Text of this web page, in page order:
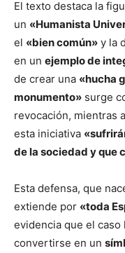
El texto destaca la
un «Humanista
el «bien común» y la
en un ejemplo de
de crear una «hucha
monumento» surge
revocación, mientras
esta iniciativa
de la sociedad y que
Esta defensa, que
extiende por «toda
evidencia que el
convertirse en un